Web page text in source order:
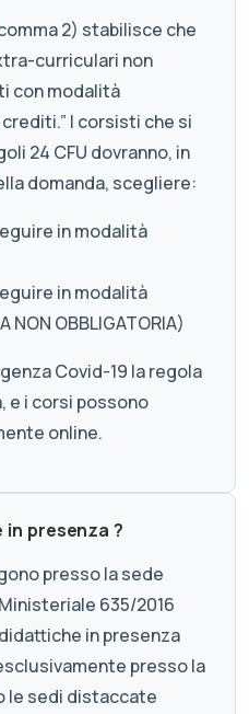
comma 2) stabilisce che
curriculari non
con modalità
I corsisti che si
24 CFU dovranno, in
domanda, scegliere:
in modalità
in modalità
NON OBBLIGATORIA)
Covid-19 la regola
e i corsi possono
online.
in presenza ?
presso la sede
635/2016
in presenza
presso la
le sedi distaccate